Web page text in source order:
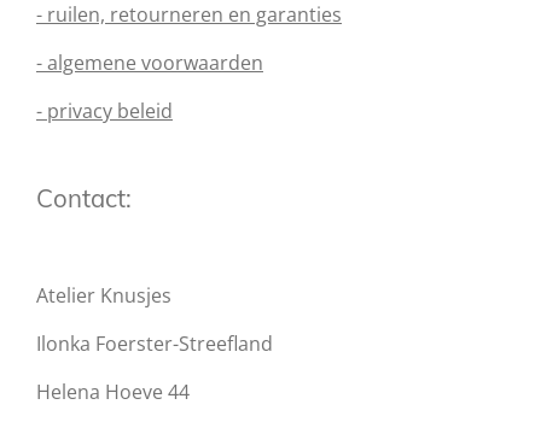
- ruilen, retourneren en garanties
- algemene voorwaarden
- privacy beleid
Contact:
Atelier Knusjes
Ilonka Foerster-Streefland
Helena Hoeve 44